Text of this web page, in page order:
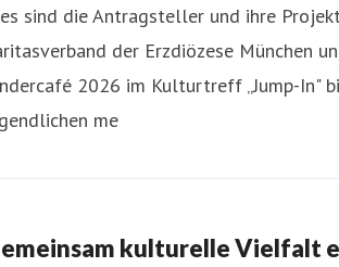
sind die Antragsteller und ihre
der Erzdiözese München
2026 im Kulturtreff „Jump-In"
me
kulturelle Vielfalt